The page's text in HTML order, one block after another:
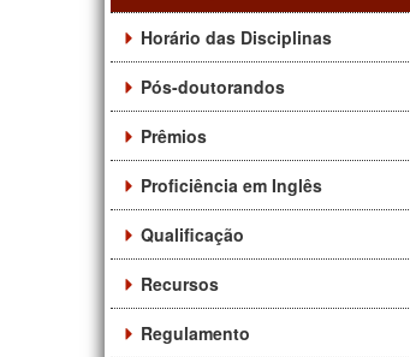
Horário das Disciplinas
Pós-doutorandos
Prêmios
Proficiência em Inglês
Qualificação
Recursos
Regulamento